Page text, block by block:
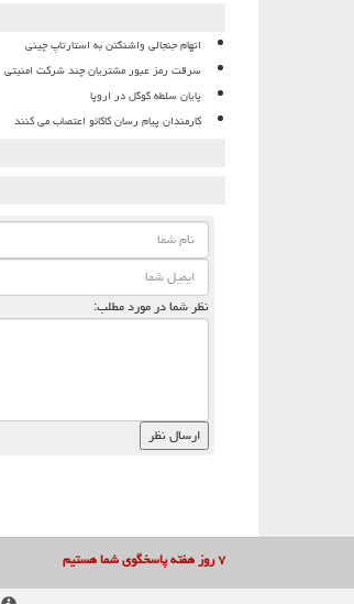
اتهام جنجالی واشنگتن به استارتاپ چینی
سرقت رمز عبور مشتریان چند شرکت امنیتی
پایان سلطه گوگل در اروپا
کارمندان پیام رسان کاکائو اعتصاب می کنند
نظر شما در مورد مطلب:
۷ روز هفته پاسخگوی شما هستیم